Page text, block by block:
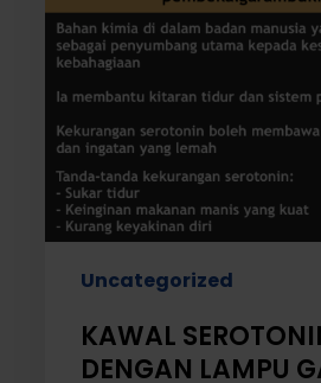
Uncategorized
KAWAL
DENGAN LAMPU